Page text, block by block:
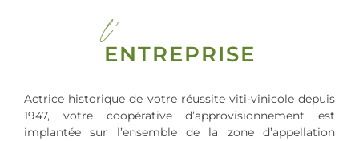
l'
ENTREPRISE
Actrice historique de votre réussite viti-vinicole depuis
1947, votre coopérative d’approvisionnement est
implantée sur l’ensemble de la zone d’appellation